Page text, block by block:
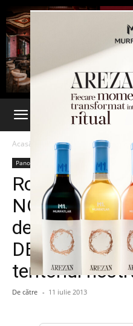
Acasă Panorama
Panorama
România,
NOU CU
dezvăluiri
DE
teritoriul
De către - 11 iulie 2013